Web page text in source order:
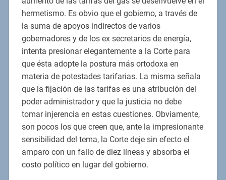
hermetismo. Es obvio que el gobierno, a través de
la suma de apoyos indirectos de varios
gobernadores y de los ex secretarios de energía,
intenta presionar elegantemente a la Corte para
que ésta adopte la postura más ortodoxa en
materia de potestades tarifarias. La misma señala
que la fijación de las tarifas es una atribución del
poder administrador y que la justicia no debe
tomar injerencia en estas cuestiones. Obviamente,
son pocos los que creen que, ante la impresionante
sensibilidad del tema, la Corte deje sin efecto el
amparo con un fallo de diez líneas y absorba el
costo político en lugar del gobierno.